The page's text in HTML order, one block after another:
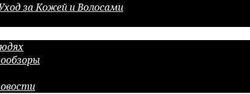
за Кожей и Волосами